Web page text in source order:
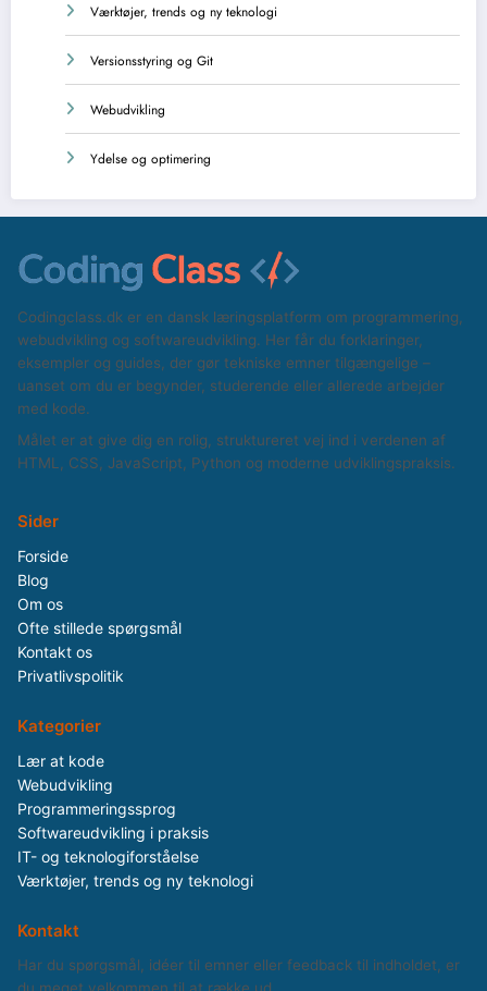
Værktøjer, trends og ny teknologi
Versionsstyring og Git
Webudvikling
Ydelse og optimering
Codingclass.dk er en dansk læringsplatform om programmering,
webudvikling og softwareudvikling. Her får du forklaringer,
eksempler og guides, der gør tekniske emner tilgængelige –
uanset om du er begynder, studerende eller allerede arbejder
med kode.
Målet er at give dig en rolig, struktureret vej ind i verdenen af
HTML, CSS, JavaScript, Python og moderne udviklingspraksis.
Sider
Forside
Blog
Om os
Ofte stillede spørgsmål
Kontakt os
Privatlivspolitik
Kategorier
Lær at kode
Webudvikling
Programmeringssprog
Softwareudvikling i praksis
IT- og teknologiforståelse
Værktøjer, trends og ny teknologi
Kontakt
Har du spørgsmål, idéer til emner eller feedback til indholdet, er